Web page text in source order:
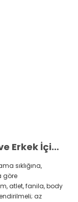
Çeyiz İç Giyim Listesi: Kadın ve Erkek İçin Hangi Ürünlerden Kaç Adet Alınmalı?
sıklığına,
göre
atlet, fanila, body
az